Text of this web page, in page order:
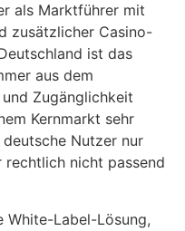
als Marktführer mit
zusätzlicher Casino-
ist das
aus dem
Zugänglichkeit
Kernmarkt sehr
Nutzer nur
nicht passend
Label-Lösung,